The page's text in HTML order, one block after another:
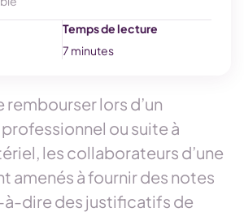
Temps de lecture
7 minutes
rembourser lors d’un
ou suite à
les collaborateurs d’une
amenés à fournir des notes
à-dire des justificatifs de